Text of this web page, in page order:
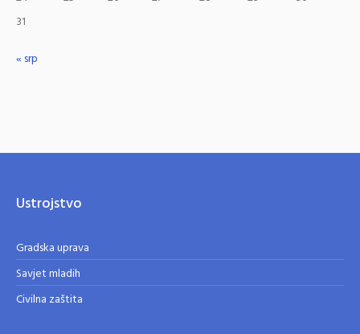
31
« srp
Ustrojstvo
Gradska uprava
Savjet mladih
Civilna zaštita